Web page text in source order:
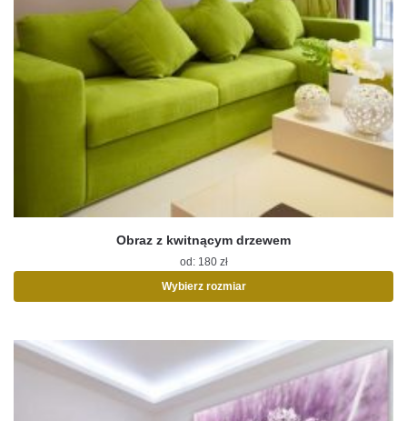
Obraz z kwitnącym drzewem
od: 180 zł
Wybierz rozmiar
wiele
wariantów.
można